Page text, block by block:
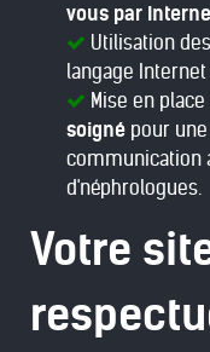
vous par
Utilisation
langage Internet
Mise en place
soigné pour
communication
d'néphrologues.
Votre